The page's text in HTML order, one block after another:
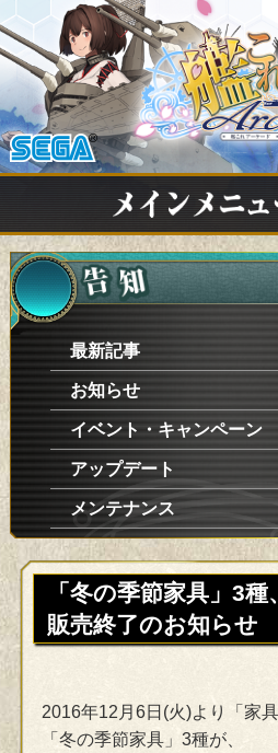
最新記事
お知らせ
イベント・キャンペーン
アップデート
メンテナンス
「冬の季節家具」3
販売終了のお知らせ
2016年12月6日(火)より「家
「冬の季節家具」3種が、